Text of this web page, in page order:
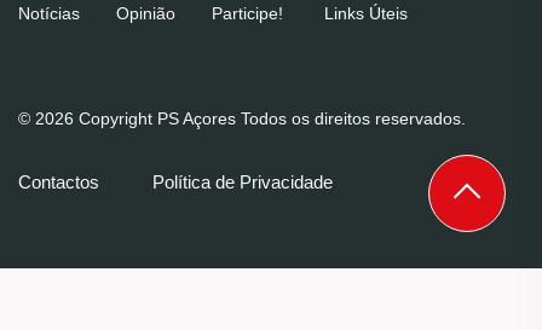
Notícias Opinião Participe! Links Úteis
© 2026 Copyright PS Açores Todos os direitos reservados.
Contactos Política de Privacidade